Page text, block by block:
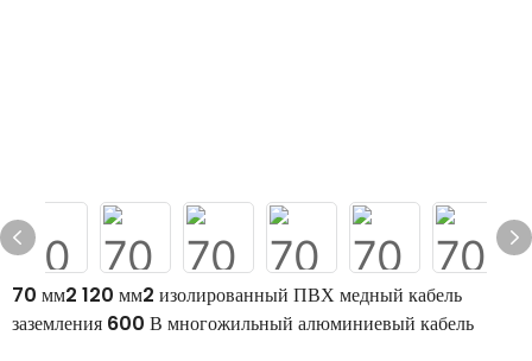
70 мм2 120 мм2 изолированный ПВХ медный кабель
заземления 600 В многожильный алюминиевый кабель